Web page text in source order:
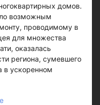
домов.
возможным
проводимому в
для множества
оказалась
региона, сумевшего
в ускоренном